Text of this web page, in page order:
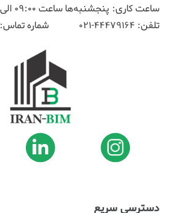
ساعت کاری: پنجشنبه‌ها ساعت 09:00 الی 14:00
تلفن: 44479164-021 شماره تماس:
دسترسی سریع